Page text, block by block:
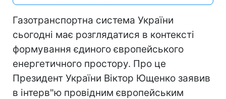
Газотранспортна система України
сьогодні має розглядатися в контексті
формування єдиного європейського
енергетичного простору. Про це
Президент України Віктор Ющенко заявив
в інтерв"ю провідним європейським